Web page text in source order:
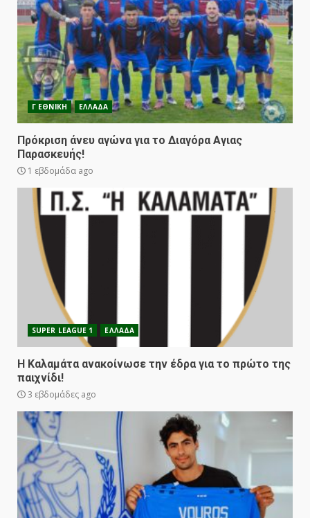
Γ ΕΘΝΙΚΗ ΕΛΛΑΔΑ
Πρόκριση άνευ αγώνα για το Διαγόρα Αγιας
Παρασκευής!
1 εβδομάδα ago
SUPER LEAGUE 1 ΕΛΛΑΔΑ
Η Καλαμάτα ανακοίνωσε την έδρα για το πρώτο της
παιχνίδι!
3 εβδομάδες ago